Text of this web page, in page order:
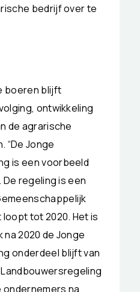
bedrijf over te
boeren blijft
ontwikkeling
de agrarische
“De Jonge
is een voorbeeld
De regeling is een
tot 2020. Het is
2020 de Jonge
onderdeel blijft van
ondernemers na